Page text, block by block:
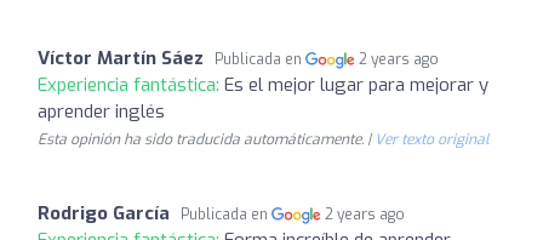
Víctor Martín Sáez Publicada en 2 years ago
Experiencia fantástica: Es el mejor lugar para mejorar y
aprender inglés
Esta opinión ha sido traducida automáticamente. | Ver texto original
Rodrigo García Publicada en 2 years ago